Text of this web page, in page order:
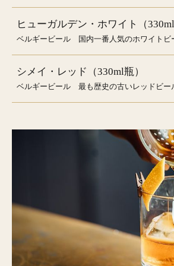
ヒューガルデン・ホワイト（330ml
ベルギービール 国内一番人気のホワイトビ
シメイ・レッド（330ml瓶）
ベルギービール 最も歴史の古いレッドビー